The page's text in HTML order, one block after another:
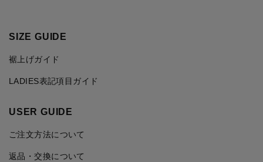
SIZE GUIDE
裾上げガイド
LADIES表記項目ガイド
USER GUIDE
ご注文方法について
返品・交換について